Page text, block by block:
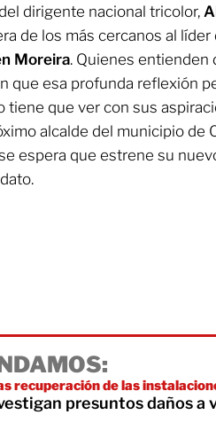
dirigente nacional tricolor,
de los más cercanos al
Moreira. Quienes entienden
que esa profunda reflexión
tiene que ver con sus
alcalde del municipio de
espera que estrene su
recuperación de las
presuntos daños a